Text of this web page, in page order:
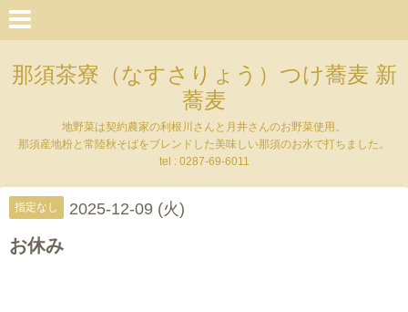
那須茶寮（なすさりょう）つけ蕎麦 新
蕎麦
地野菜は契約農家の利根川さんと月井さんのお野菜使用。
那須産地粉と常陸秋そばをブレンドした美味しい那須のお水で打ちました。
tel : 0287-69-6011
指定なし 2025-12-09 (火)
お休み